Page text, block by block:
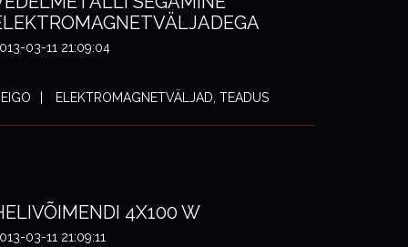
03-11 21:09:04
ELEKTROMAGNETVÄLJAD, TEADUS
4X100 W
03-11 21:09:11